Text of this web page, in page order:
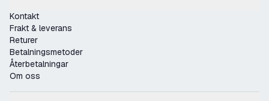
Kontakt
Frakt & leverans
Returer
Betalningsmetoder
Återbetalningar
Om oss